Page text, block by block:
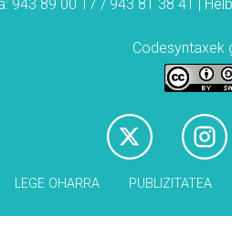
943 89 00 17 / 943 81 38 41 |
Codesyntaxek
LEGE OHARRA PUBLIZITATEA